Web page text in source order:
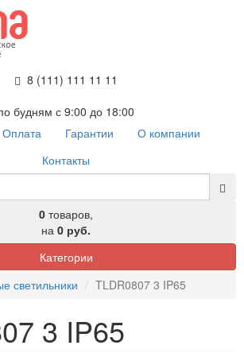
8 (111) 111 11 11
будням с 9:00 до 18:00
Оплата Гарантии
О компании
Контакты
0 товаров,
на 0 руб.
Категории
светильники
TLDR0807 3 IP65
3 IP65